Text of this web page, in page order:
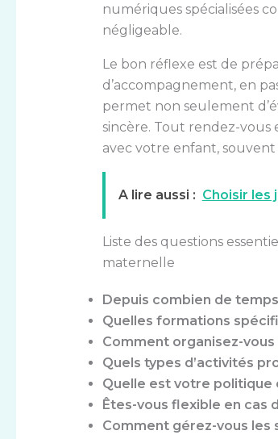
numériques spécialisées
négligeable.
Le bon réflexe est de
d’accompagnement, en
permet non seulement
sincère. Tout rendez-vous
avec votre enfant,
A lire aussi : Choisir les
Liste des questions
maternelle
Depuis combien de
Quelles formations
Comment organisez-
Quels types d’activités
Quelle est votre politique
Êtes-vous flexible en cas
Comment gérez-vous les